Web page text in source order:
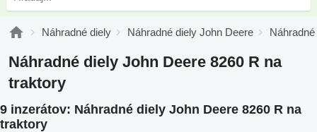
Náhradné diely Náhradné diely John Deere
Náhradné diely John Deere 8260 R na
traktory
9 inzerátov: Náhradné diely John Deere 8260 R na
traktory